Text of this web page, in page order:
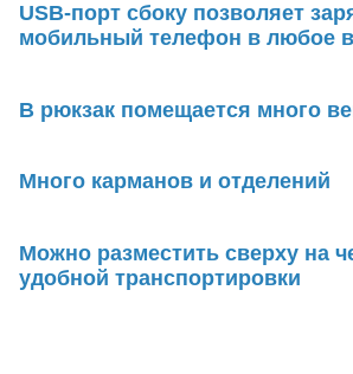
USB-порт сбоку позволяет
мобильный телефон в любое
В рюкзак помещается много
Много карманов и отделений
Можно разместить сверху на
удобной транспортировки